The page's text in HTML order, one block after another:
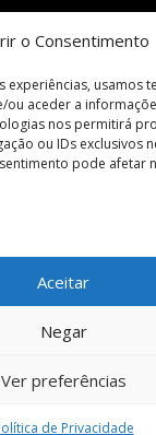
o Consentimento
experiências, usamos
ou aceder a
nos permitirá
ou IDs exclusivos
pode afetar
Aceitar
Negar
Ver preferências
de Privacidade
Aviso Legal
Gerais de
de Reclamações
Siga-nos em: